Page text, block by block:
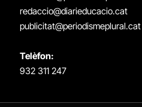
redaccio@diarieducacio.cat
publicitat@periodismeplural.cat
Telèfon:
932 311 247